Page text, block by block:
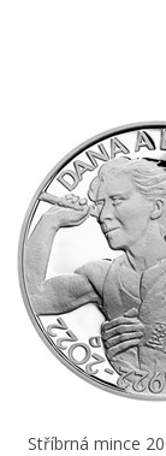
Stříbrná mince